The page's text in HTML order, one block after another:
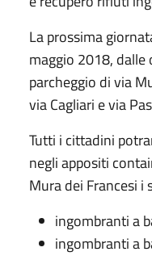
La prossima
maggio 2018, dalle
parcheggio di via
via Cagliari e via
Tutti i cittadini
negli appositi
Mura dei Francesi i
ingombranti a
ingombranti a